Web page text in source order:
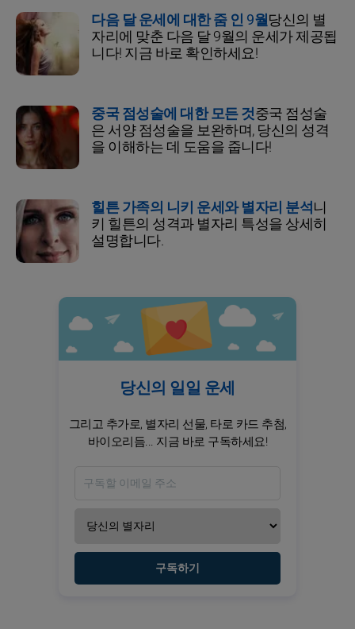
다음 달 운세에 대한 줌 인 9월당신의 별
자리에 맞춘 다음 달 9월의 운세가 제공됩
니다! 지금 바로 확인하세요!
중국 점성술에 대한 모든 것중국 점성술
은 서양 점성술을 보완하며, 당신의 성격
을 이해하는 데 도움을 줍니다!
힐튼 가족의 니키 운세와 별자리 분석니
키 힐튼의 성격과 별자리 특성을 상세히
설명합니다.
당신의 일일 운세
그리고 추가로, 별자리 선물, 타로 카드 추첨,
바이오리듬... 지금 바로 구독하세요!
구독하기